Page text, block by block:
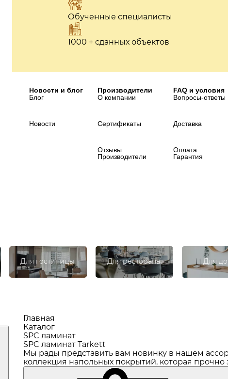
Обученные специалисты
1000 + сданных объектов
Новости и блог
Блог
Новости
Производители
О компании
Сертификаты
Отзывы
Производители
FAQ и условия
Вопросы-ответы
Доставка
Оплата
Гарантия
Для гостиницы Для ресторана Для
Главная
Каталог
SPC ламинат
SPC ламинат Tarkett
Мы рады представить вам новинку в нашем
коллекция напольных покрытий, которая прочно